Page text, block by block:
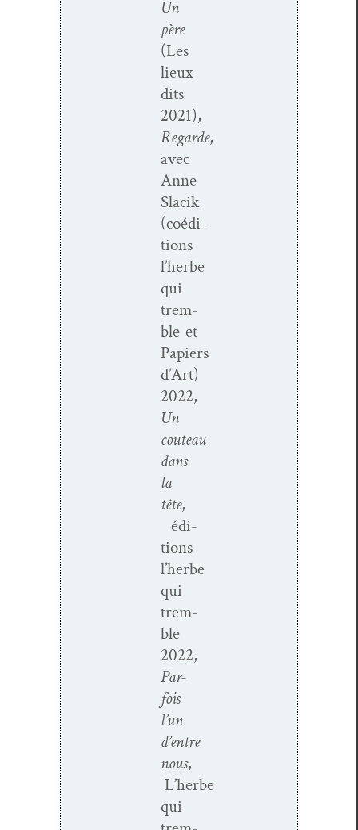
Un
père
(Les
lieux
dits
2021),
Regarde,
avec
Anne
Slacik
(coédi­
tions
l’herbe
qui
trem­
ble et
Papiers
d’Art)
2022,
Un
couteau
dans
la
tête,
édi­
tions
l’herbe
qui
trem­
ble
2022,
Par­
fois
l’un
d’entre
nous,
L’herbe
qui